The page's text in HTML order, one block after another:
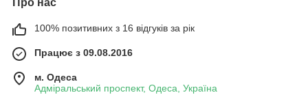
Про нас
100% позитивних з 16 відгуків за рік
Працює з 09.08.2016
м. Одеса
Адміральський проспект, Одеса, Україна